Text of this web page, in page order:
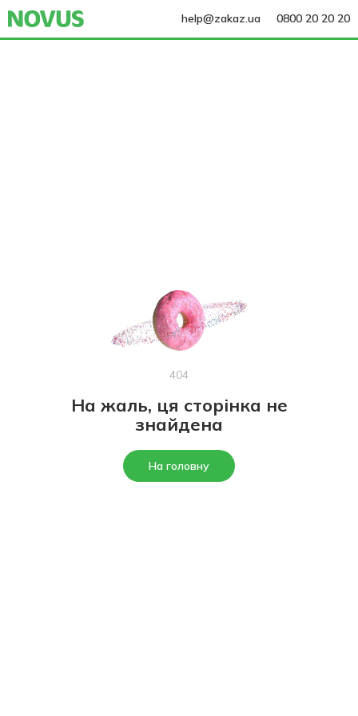
help@zakaz.ua 0800 20 20 20
404
На жаль, ця сторінка не
знайдена
На головну